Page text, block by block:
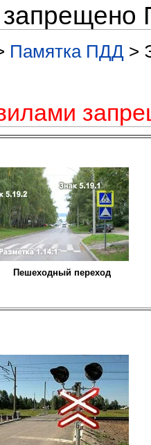
Памятка ПДД >
Пешеходный переход